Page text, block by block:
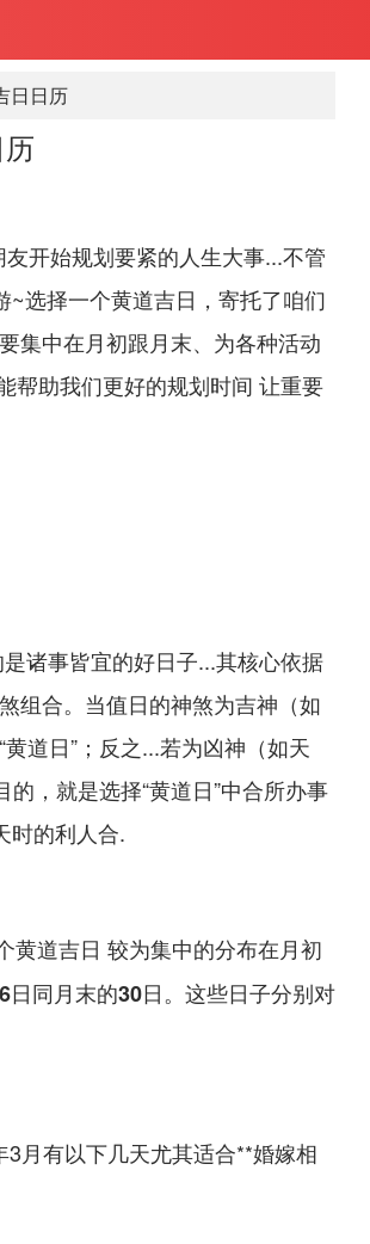
日日历
开始规划要紧的人生大事...不管
选择一个黄道吉日，寄托了咱们
集中在月初跟月末、为各种活动
帮助我们更好的规划时间 让重要
诸事皆宜的好日子...其核心依据
组合。当值日的神煞为吉神（如
道日”；反之...若为凶神（如天
，就是选择“黄道日”中合所办事
时的利人合.
黄道吉日 较为集中的分布在月初
日同月末的30日。这些日子分别对
月有以下几天尤其适合**婚嫁相